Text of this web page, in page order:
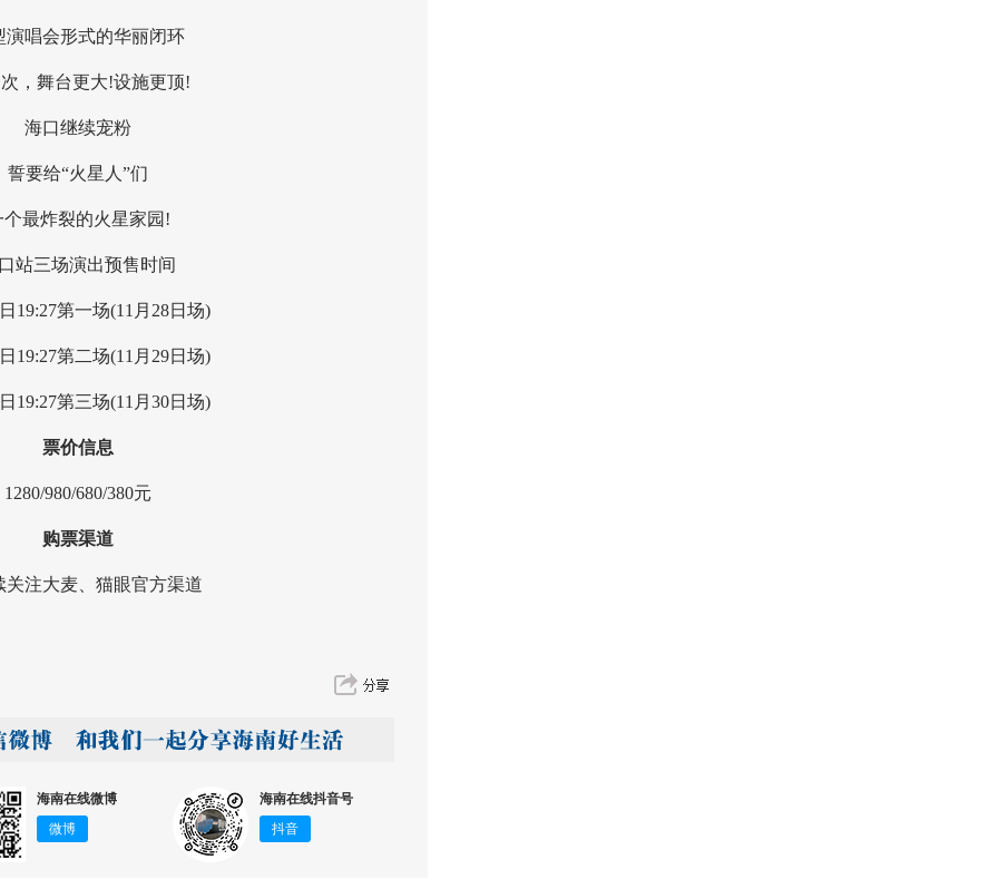
会形式的华丽闭环
舞台更大!设施更顶!
口继续宠粉
给“火星人”们
炸裂的火星家园!
三场演出预售时间
第一场(11月28日场)
第二场(11月29日场)
第三场(11月30日场)
票价信息
980/680/380元
购票渠道
大麦、猫眼官方渠道
海南在线微博
微博
海南在线抖音号
抖音